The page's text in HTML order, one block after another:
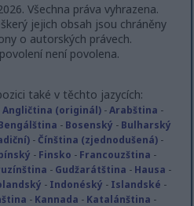
Všechna práva vyhrazena.
jejich obsah jsou chráněny
o autorských právech.
není povolena.
také v těchto jazycích:
Angličtina (originál)-Arabština -
- Bosenský - Bulharský
- Čínština (zjednodušená) -
- Finsko - Francouzština -
- Gudžarátština - Hausa -
- Indonéský - Islandské -
- Kannada - Katalánština -